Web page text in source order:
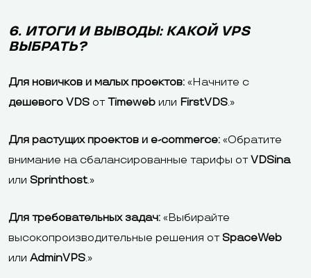
6. ИТОГИ И ВЫВОДЫ: КАКОЙ VPS
ВЫБРАТЬ?
Для новичков и малых проектов: «Начните с
дешевого VDS отTimeweb или FirstVDS.»
Для растущих проектов и e-commerce: «Обратите
внимание на сбалансированные тарифы отVDSina
или Sprinthost.»
Для требовательных задач: «Выбирайте
высокопроизводительные решения отSpaceWeb
или AdminVPS.»